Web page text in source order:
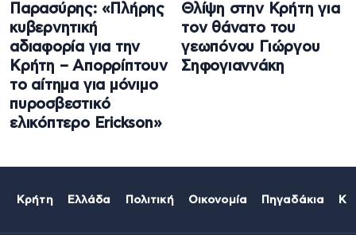
Παρασύρης: «Πλήρης
κυβερνητική
αδιαφορία για την
Κρήτη – Απορρίπτουν
το αίτημα για μόνιμο
πυροσβεστικό
ελικόπτερο Erickson»
Θλίψη στην Κρήτη για
τον θάνατο του
γεωπόνου Γιώργου
Σηφογιαννάκη
Κρήτη Ελλάδα Πολιτική Οικονομία Πηγαδάκια